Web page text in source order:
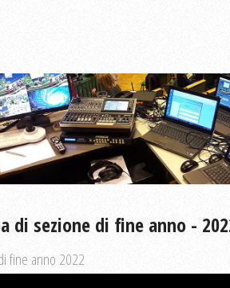
di sezione di fine anno -
fine anno 2022